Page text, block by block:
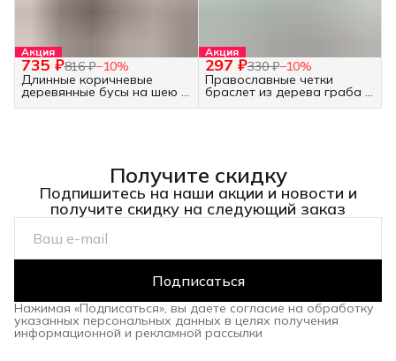
Акция
735 ₽816 ₽−10%
Длинные коричневые
деревянные бусы на шею -
Акция
297 ₽330 ₽−10%
Православные четки
браслет из дерева граба -
Получите скидку
Подпишитесь на наши акции и новости и
получите скидку на следующий заказ
Подписаться
Нажимая «Подписаться», вы даете согласие на обработку
указанных персональных данных в целях получения
информационной и рекламной рассылки